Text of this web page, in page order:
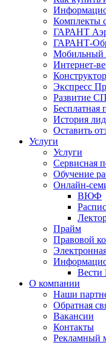
Комплекты
ГАРАНТ
ГАРАНТ-
Мобильный
Интернет-
Экспресс
Развитие
Бесплатная
История
Оставить
Услуги
Услуги
Сервисная
Обучение
Онлайн-
ВЮФ
Прайм
Правовой
Вести
О компании
Наши
Обратная
Вакансии
Контакты
Рекламный